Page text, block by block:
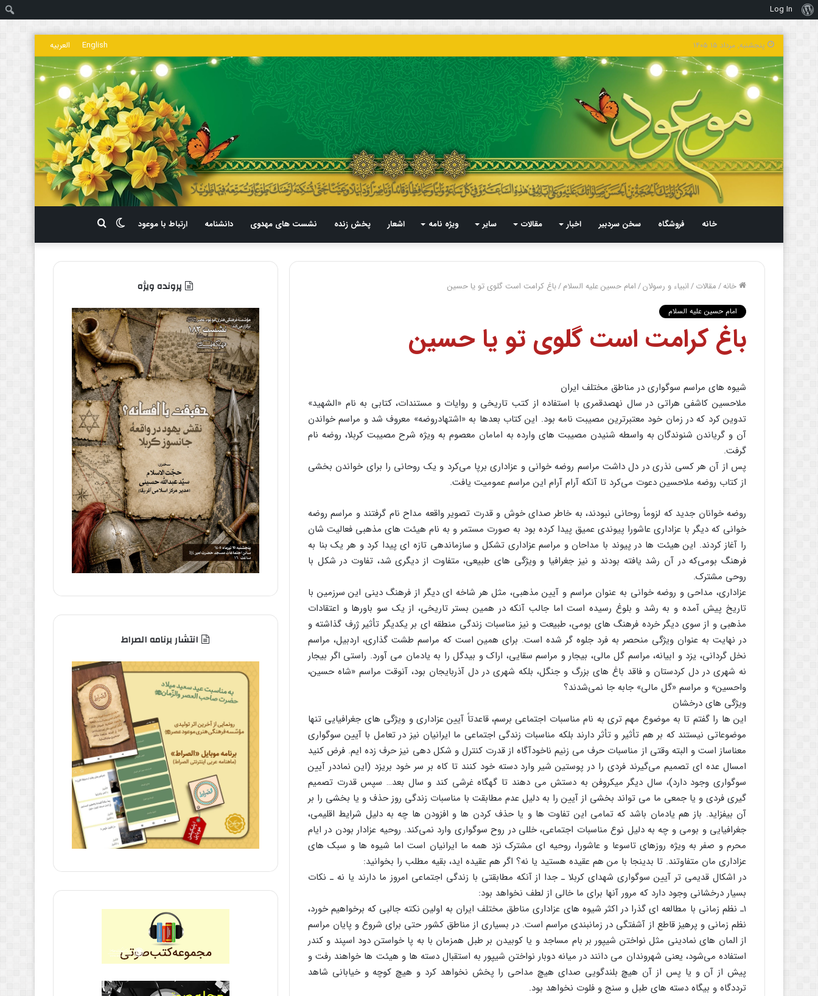
درباره
وردپرس
Log In
پنجشنبه, مرداد ۱۵ ۱۴۰۵ English العربیه
خانه فروشگاه سخن سردبیر اخبار مقالات سایر ویژه نامه اشعار پخش زنده نشست های مهدوی دانشنامه ارتباط با موعود
برای
تغییر
پوسته
خانه/مقالات/انبیاء و رسولان/امام حسین علیه السلام/باغ کرامت است گلوی تو یا حسین
امام حسین علیه السلام
باغ کرامت است گلوی تو یا حسین
شیوه های مراسم سوگواری در مناطق مختلف ایران
ملاحسین کاشفی هراتی در سال نهصدقمری با استفاده از کتب تاریخی و روایات و مستندات، کتابی به نام «الشهید»
تدوین کرد که در زمان خود معتبرترین مصیبت نامه بود. این کتاب بعدها به «اشتهادروضه» معروف شد و مراسم خواندن
آن و گریاندن شنوندگان به واسطه شنیدن مصیبت های وارده به امامان معصوم به ویژه شرح مصیبت کربلا، روضه نام
گرفت.
پس از آن هر کسی نذری در دل داشت مراسم روضه خوانی و عزاداری برپا می‌کرد و یک روحانی را برای خواندن بخشی
از کتاب روضه ملاحسین دعوت می‌کرد تا آنکه آرام آرام این مراسم عمومیت یافت.
روضه خوانان جدید که لزوماً روحانی نبودند، به خاطر صدای خوش و قدرت تصویر واقعه مداح نام گرفتند و مراسم روضه
خوانی که دیگر با عزاداری عاشورا پیوندی عمیق پیدا کرده بود به صورت مستمر و به نام هیئت های مذهبی فعالیت شان
را آغاز کردند. این هیئت ها در پیوند با مداحان و مراسم عزاداری تشکل و سازماندهی تازه ای پیدا کرد و هر یک بنا به
فرهنگ بومی‌که در آن رشد یافته بودند و نیز جغرافیا و ویژگی های طبیعی، متفاوت از دیگری شد، تفاوت در شکل با
روحی مشترک.
عزاداری، مداحی و روضه خوانی به عنوان مراسم و آیین مذهبی، مثل هر شاخه ای دیگر از فرهنگ دینی این سرزمین با
تاریخ پیش آمده و به رشد و بلوغ رسیده است اما جالب آنکه در همین بستر تاریخی، از یک سو باورها و اعتقادات
مذهبی و از سوی دیگر خرده فرهنگ های بومی، طبیعت و نیز مناسبات زندگی منطقه ای بر یکدیگر تأثیر ژرف گذاشته و
در نهایت به عنوان ویژگی منحصر به فرد جلوه گر شده است. برای همین است که مراسم طشت گذاری، اردبیل، مراسم
نخل گردانی، یزد و ابیانه، مراسم گل مالی، بیجار و مراسم سقایی، اراک و بیدگل را به یادمان می آورد. راستی اگر بیجار
نه شهری در دل کردستان و فاقد باغ های بزرگ و جنگل، بلکه شهری در دل آذربایجان بود، آنوقت مراسم «شاه حسین،
واحسین» و مراسم «گل مالی» جابه جا نمی‌شدند؟
ویژگی های درخشان
این ها را گفتم تا به موضوع مهم تری به نام مناسبات اجتماعی برسم، قاعدتاً آیین عزاداری و ویژگی های جغرافیایی تنها
موضوعاتی نیستند که بر هم تأثیر و تأثر دارند بلکه مناسبات زندگی اجتماعی ما ایرانیان نیز در تعامل با آیین سوگواری
معناساز است و البته وقتی از مناسبات حرف می زنیم ناخودآگاه از قدرت کنترل و شکل دهی نیز حرف زده ایم. فرض کنید
امسال عده ای تصمیم می‌گیرند فردی را در پوستین شیر وارد دسته خود کنند تا کاه بر سر خود بریزد (این نماددر آیین
سوگواری وجود دارد)، سال دیگر میکروفن به دستش می دهند تا گهگاه غرشی کند و سال بعد… سپس قدرت تصمیم
گیری فردی و یا جمعی ما می تواند بخشی از آیین را به دلیل عدم مطابقت با مناسبات زندگی روز حذف و یا بخشی را بر
آن بیفزاید. باز هم یادمان باشد که تمامی این تفاوت ها و یا حذف کردن ها و افزودن ها چه به دلیل شرایط اقلیمی،
جغرافیایی و بومی و چه به دلیل نوع مناسبات اجتماعی، خللی در روح سوگواری وارد نمی‌کند. روحیه عزادار بودن در ایام
محرم و صفر به ویژه روزهای تاسوعا و عاشورا، روحیه ای مشترک نزد همه ما ایرانیان است اما شیوه ها و سبک های
عزاداری مان متفاوتند. تا بدینجا با من هم عقیده هستید یا نه؟ اگر هم عقیده اید، بقیه مطلب را بخوانید:
در اشکال قدیمی تر آیین سوگواری شهدای کربلا ـ جدا از آنکه مطابقتی با زندگی اجتماعی امروز ما دارند یا نه ـ نکات
بسیار درخشانی وجود دارد که مرور آنها برای ما خالی از لطف نخواهد بود:
۱ـ نظم زمانی با مطالعه ای گذرا در اکثر شیوه های عزاداری مناطق مختلف ایران به اولین نکته جالبی که برخواهیم خورد،
نظم زمانی و پرهیز قاطع از آشفتگی در زمانبندی مراسم است. در بسیاری از مناطق کشور حتی برای شروع و پایان مراسم
از المان های نمادینی مثل نواختن شیپور بر بام مساجد و یا کوبیدن بر طبل همزمان با به پا خواستن دود اسپند و کندر
استفاده می‌شود، یعنی شهروندان می دانند در میانه دوبار نواختن شیپور به استقبال دسته ها و هیئت ها خواهند رفت و
پیش از آن و یا پس از آن هیچ بلندگویی صدای هیچ مداحی را پخش نخواهد کرد و هیچ کوچه و خیابانی شاهد
ترددگاه و بیگاه دسته های طبل و سنج و فلوت نخواهد بود.
پرونده ویژه
انتشار برنامه الصراط